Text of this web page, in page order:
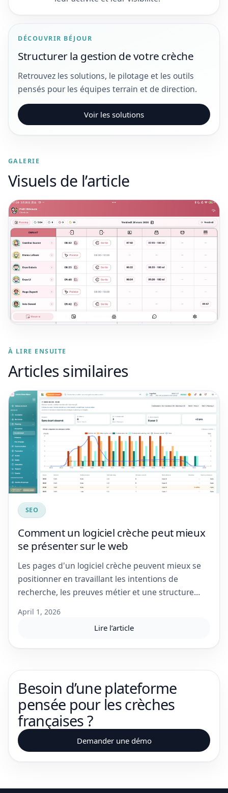
DÉCOUVRIR BÉJOUR
Structurer la gestion de votre crèche
Retrouvez les solutions, le pilotage et les outils
pensés pour les équipes terrain et de direction.
Voir les solutions
GALERIE
Visuels de l’article
À LIRE ENSUITE
Articles similaires
SEO
Comment un logiciel crèche peut mieux
se présenter sur le web
Les pages d'un logiciel crèche peuvent mieux se
positionner en travaillant les intentions de
recherche, les preuves métier et une structure
April 1, 2026
Lire l’article
Besoin d’une plateforme
pensée pour les crèches
françaises ?
Demander une démo